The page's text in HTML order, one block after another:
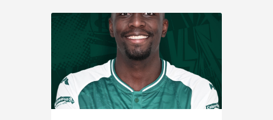
ESTADIO
ASOCIADOS
PQRS
TIENDA